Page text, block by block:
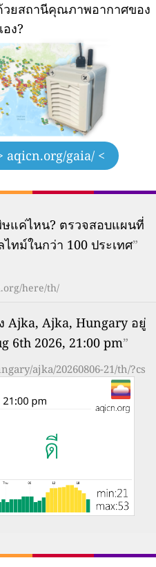
วยสถานีคุณภาพอากาศของ
ง?
aqicn.org/gaia/ <
แค่ไหน? ตรวจสอบแผนที่
ทม์ในกว่า 100 ประเทศ”
here/th/
Ajka, Ajka, Hungary อยู่
6th 2026, 21:00 pm”
ajka/20260806-21/th/?cs